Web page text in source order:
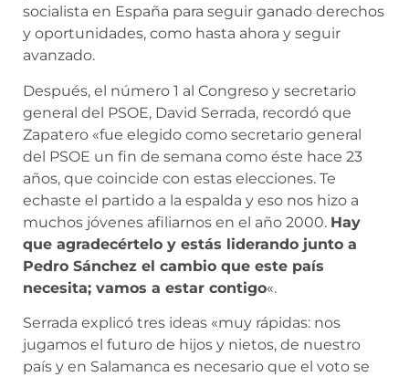
socialista en España para seguir ganado derechos
y oportunidades, como hasta ahora y seguir
avanzado.
Después, el número 1 al Congreso y secretario
general del PSOE, David Serrada, recordó que
Zapatero «fue elegido como secretario general
del PSOE un fin de semana como éste hace 23
años, que coincide con estas elecciones. Te
echaste el partido a la espalda y eso nos hizo a
muchos jóvenes afiliarnos en el año 2000. Hay
que agradecértelo y estás liderando junto a
Pedro Sánchez el cambio que este país
necesita; vamos a estar contigo«.
Serrada explicó tres ideas «muy rápidas: nos
jugamos el futuro de hijos y nietos, de nuestro
país y en Salamanca es necesario que el voto se